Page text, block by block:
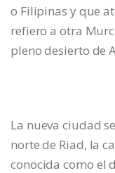
o Filipinas y que
refiero a otra
pleno desierto de
La nueva ciudad
norte de Riad, la
conocida como el